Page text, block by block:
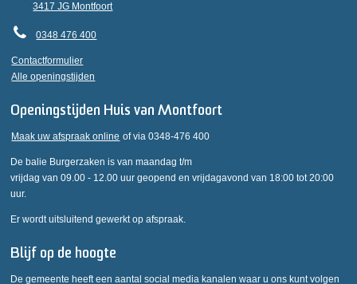
3417 JG Montfoort
0348 476 400
Contactformulier
Alle openingstijden
Openingstijden Huis van Montfoort
Maak uw afspraak online of via 0348-476 400
De balie Burgerzaken is van maandag t/m
vrijdag van 09.00 - 12.00 uur geopend en vrijdagavond van 18:00 tot 20:00
uur.
Er wordt uitsluitend gewerkt op afspraak.
Blijf op de hoogte
De gemeente heeft een aantal social media kanalen waar u ons kunt volgen